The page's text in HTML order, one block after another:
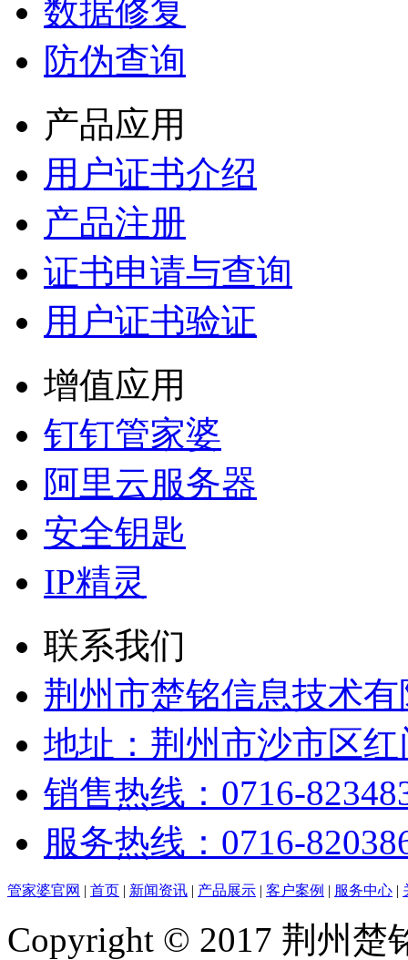
数据修复
防伪查询
产品应用
用户证书介绍
产品注册
证书申请与查询
用户证书验证
增值应用
钉钉管家婆
阿里云服务器
安全钥匙
IP精灵
联系我们
荆州市楚铭信息技术
地址：荆州市沙市区
销售热线：0716-
服务热线：0716-
管家婆官网 | 首页 | 新闻资讯 | 产品展示 | 客户案例 | 服务中心 |
Copyright © 2017 荆州